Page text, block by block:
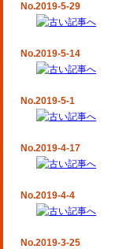
No.2019-5-29
No.2019-5-14
No.2019-5-1
No.2019-4-17
No.2019-4-4
No.2019-3-25